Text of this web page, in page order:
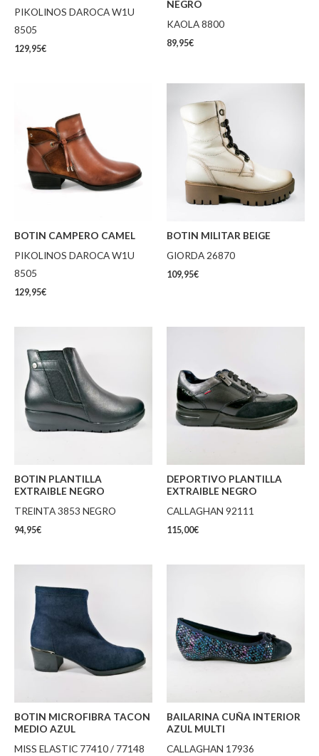
PIKOLINOS DAROCA W1U
8505
129,95€
NEGRO
KAOLA 8800
89,95€
BOTIN CAMPERO CAMEL
PIKOLINOS DAROCA W1U
8505
129,95€
BOTIN MILITAR BEIGE
GIORDA 26870
109,95€
BOTIN PLANTILLA
EXTRAIBLE NEGRO
TREINTA 3853 NEGRO
94,95€
DEPORTIVO PLANTILLA
EXTRAIBLE NEGRO
CALLAGHAN 92111
115,00€
BOTIN MICROFIBRA TACON
MEDIO AZUL
MISS ELASTIC 77410 / 77148
BAILARINA CUÑA INTERIOR
AZUL MULTI
CALLAGHAN 17936